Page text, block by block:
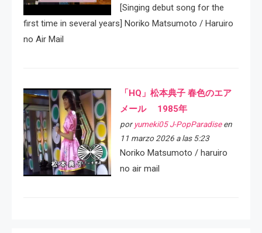
[Singing debut song for the
first time in several years] Noriko Matsumoto / Haruiro
no Air Mail
「HQ」松本典子 春色のエア
メール 1985年
por yumeki05 J-PopParadiseen
11 marzo 2026 a las 5:23
Noriko Matsumoto / haruiro
no air mail